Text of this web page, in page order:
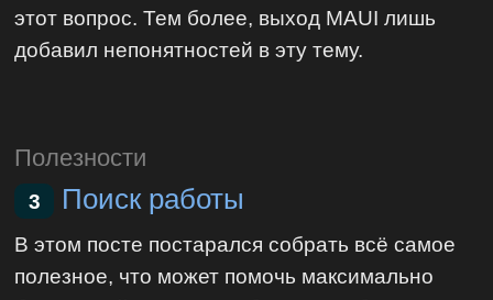
этот вопрос. Тем более, выход MAUI лишь
добавил непонятностей в эту тему.
Полезности
3 Поиск работы
В этом посте постарался собрать всё самое
полезное, что может помочь максимально